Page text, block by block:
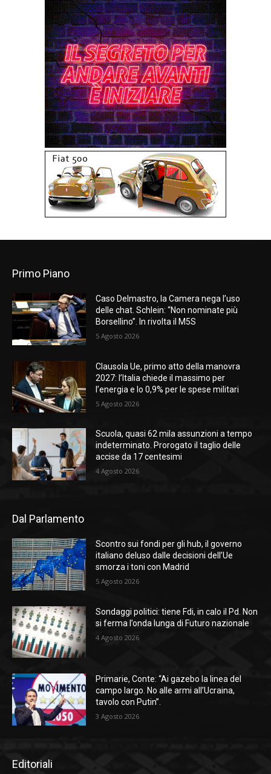
Primo Piano
Caso Delmastro, la Camera nega l’uso
delle chat. Schlein: “Non nominate più
Borsellino”. In rivolta il M5S
5 Agosto 2026
Clausola Ue, primo atto della manovra
2027: l’Italia chiede il massimo per
l’energia e lo 0,9% per le spese militari
5 Agosto 2026
Scuola, quasi 62 mila assunzioni a tempo
indeterminato. Prorogato il taglio delle
accise da 17 centesimi
4 Agosto 2026
Dal Parlamento
Scontro sui fondi per gli hub, il governo
italiano deluso dalle decisioni dell’Ue
smorza i toni con Madrid
5 Agosto 2026
Sondaggi politici: tiene Fdi, in calo il Pd. Non
si ferma l’onda lunga di Futuro nazionale
4 Agosto 2026
Primarie, Conte: “Ai gazebo la linea del
campo largo. No alle armi all’Ucraina,
tavolo con Putin”.
3 Agosto 2026
Editoriali